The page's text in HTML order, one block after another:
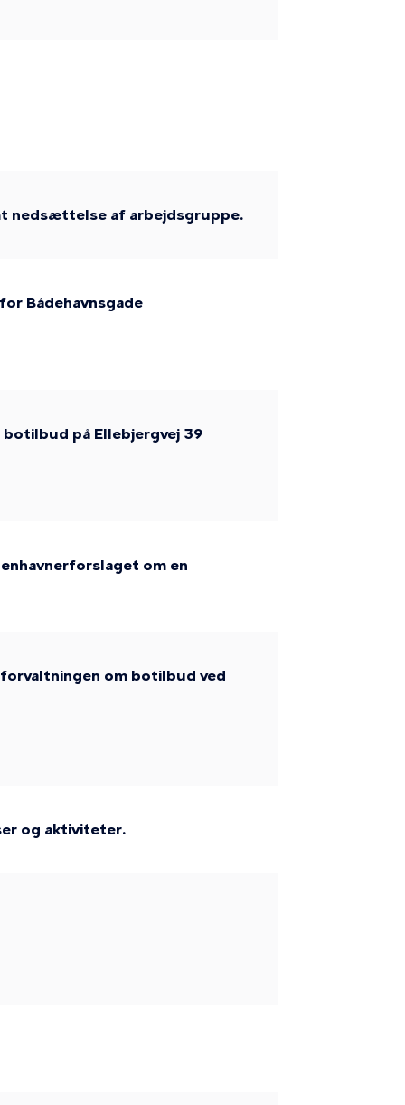
nedsættelse af arbejdsgruppe.
Bådehavnsgade
på Ellebjergvej 39
om en
om botilbud ved
og aktiviteter.